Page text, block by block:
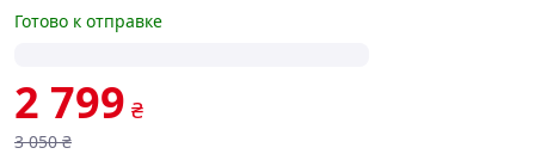
Готово к отправке
2 799 ₴
3 050 ₴